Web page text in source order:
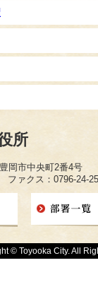
所
岡市中央町2番4号
ファクス：0796-24-
© Toyooka City. All